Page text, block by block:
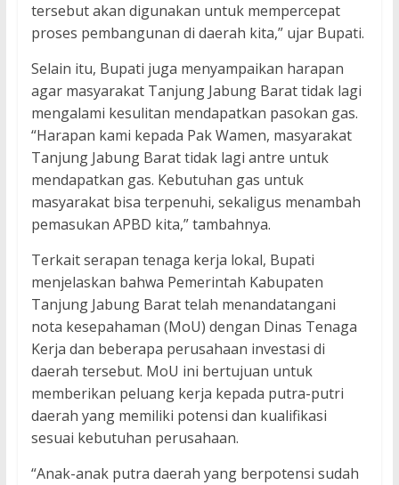
tersebut akan digunakan untuk mempercepat
proses pembangunan di daerah kita,” ujar Bupati.
Selain itu, Bupati juga menyampaikan harapan
agar masyarakat Tanjung Jabung Barat tidak lagi
mengalami kesulitan mendapatkan pasokan gas.
“Harapan kami kepada Pak Wamen, masyarakat
Tanjung Jabung Barat tidak lagi antre untuk
mendapatkan gas. Kebutuhan gas untuk
masyarakat bisa terpenuhi, sekaligus menambah
pemasukan APBD kita,” tambahnya.
Terkait serapan tenaga kerja lokal, Bupati
menjelaskan bahwa Pemerintah Kabupaten
Tanjung Jabung Barat telah menandatangani
nota kesepahaman (MoU) dengan Dinas Tenaga
Kerja dan beberapa perusahaan investasi di
daerah tersebut. MoU ini bertujuan untuk
memberikan peluang kerja kepada putra-putri
daerah yang memiliki potensi dan kualifikasi
sesuai kebutuhan perusahaan.
“Anak-anak putra daerah yang berpotensi sudah